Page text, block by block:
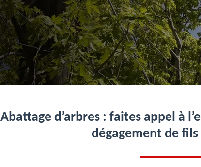
Abattage d’arbres : faites appel à
dégagement de